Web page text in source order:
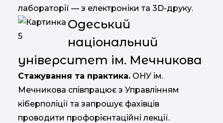
лабораторії — з електроніки та 3D-друку.
Одеський
національний
університет ім. Мечникова
Стажування та практика. ОНУ ім.
Мечникова співпрацює з Управлінням
кіберполіції та запрошує фахівців
проводити профорієнтаційні лекції.